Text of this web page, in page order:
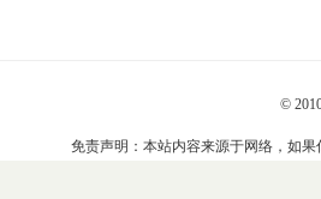
©
免责声明：本站内容来源于网络，如